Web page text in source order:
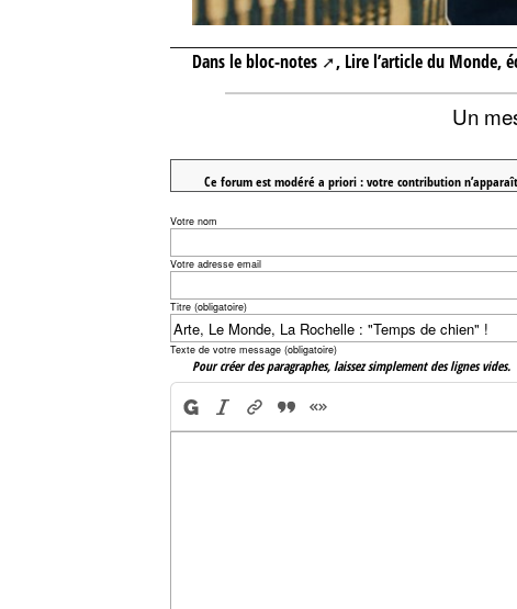
Dans le bloc-notes , Lire l’article du Monde,
Un
Ce forum est modéré a priori : votre contribution
Votre nom
Votre adresse email
Titre (obligatoire)
Texte de votre message (obligatoire)
Pour créer des paragraphes, laissez simplement des lignes vides.